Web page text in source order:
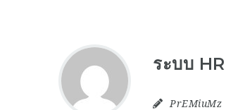
ระบบ
PrEMiuMz